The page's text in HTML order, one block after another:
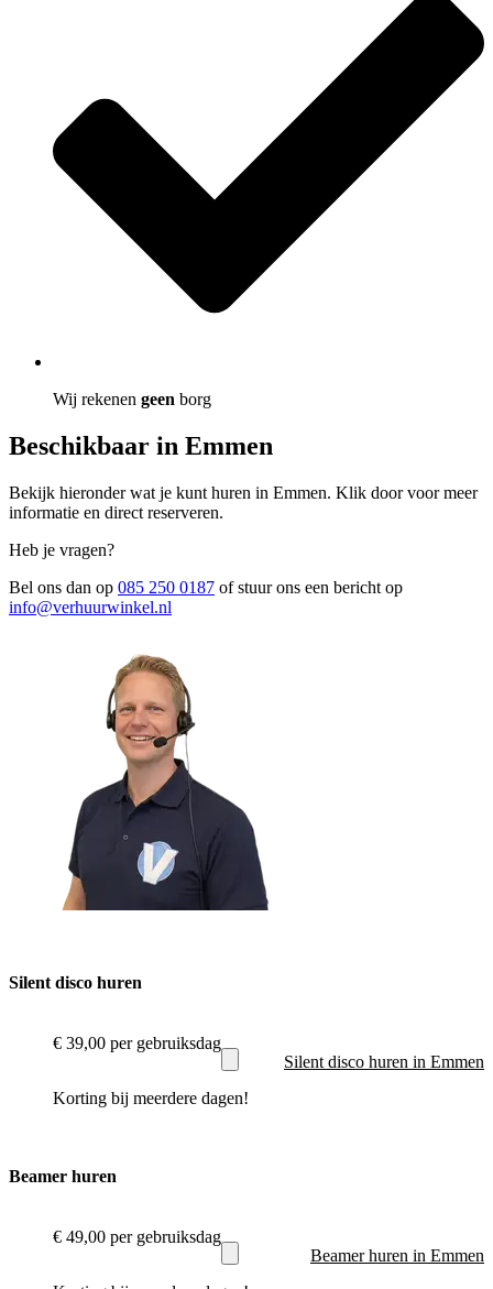
Wij rekenen geen borg
Beschikbaar in Emmen
Bekijk hieronder wat je kunt huren in Emmen. Klik door voor meer
informatie en direct reserveren.
Heb je vragen?
Bel ons dan op 085 250 0187 of stuur ons een bericht op
info@verhuurwinkel.nl
Silent disco huren
€ 39,00 per gebruiksdag
Korting bij meerdere dagen!
Silent disco huren in Emmen
Beamer huren
€ 49,00 per gebruiksdag
Beamer huren in Emmen